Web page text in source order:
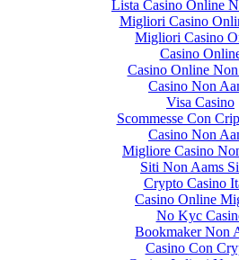
Lista Casino Online
Migliori Casino
Migliori Casino
Casino
Casino Online
Casino Non
Visa Casino
Scommesse Con
Casino Non
Migliore Casino
Siti Non Aams
Crypto Casino
Casino Online
No Kyc
Bookmaker Non
Casino Con